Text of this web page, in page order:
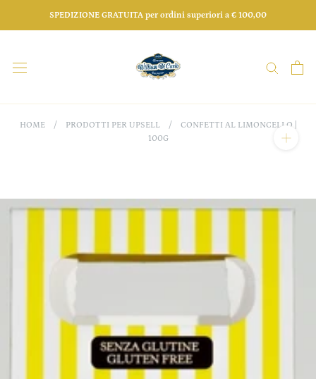
SPEDIZIONE GRATUITA per ordini superiori a € 100,00
HOME / PRODOTTI PER UPSELL /
CONFETTI AL LIMONCELLO |
100G